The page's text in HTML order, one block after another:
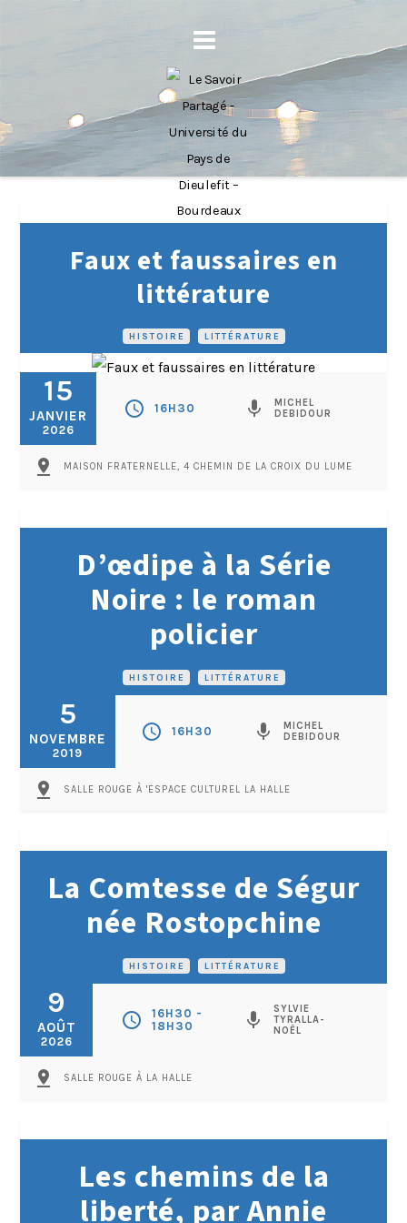
HISTOIRE LITTÉRATURE
Faux et faussaires en
littérature
15
JANVIER
2026
schedule 16H30 mic
MICHEL
DEBIDOUR
pin_drop MAISON FRATERNELLE, 4 CHEMIN DE LA CROIX DU LUME
HISTOIRE LITTÉRATURE
D’œdipe à la Série
Noire : le roman
policier
5
NOVEMBRE
2019
schedule 16H30 mic
MICHEL
DEBIDOUR
pin_drop SALLE ROUGE À 'ESPACE CULTUREL LA HALLE
HISTOIRE LITTÉRATURE
La Comtesse de Ségur
née Rostopchine
9
AOÛT
2026
schedule
16H30 -
18H30
mic
SYLVIE
TYRALLA-
NOËL
pin_drop SALLE ROUGE À LA HALLE
Les chemins de la
liberté, par Annie